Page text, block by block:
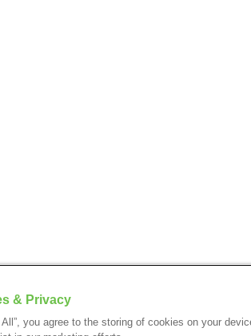
& Privacy
you agree to the storing of cookies on your